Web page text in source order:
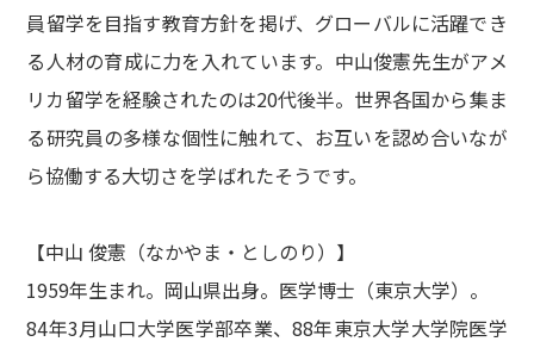
員留学を目指す教育方針を掲げ、グローバルに活躍でき
る人材の育成に力を入れています。中山俊憲先生がアメ
リカ留学を経験されたのは20代後半。世界各国から集ま
る研究員の多様な個性に触れて、お互いを認め合いなが
ら協働する大切さを学ばれたそうです。
【中山 俊憲（なかやま・としのり）】
1959年生まれ。岡山県出身。医学博士（東京大学）。
84年3月山口大学医学部卒業、88年東京大学大学院医学